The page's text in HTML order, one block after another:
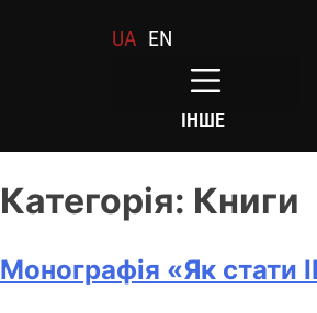
UA EN
ІНШЕ
Категорія: Книги
Монографія «Як